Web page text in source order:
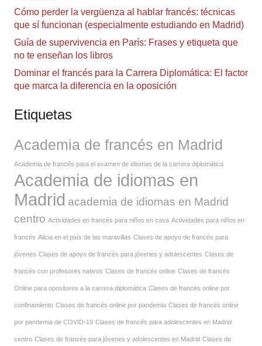
Cómo perder la vergüenza al hablar francés: técnicas
que sí funcionan (especialmente estudiando en Madrid)
Guía de supervivencia en París: Frases y etiqueta que
no te enseñan los libros
Dominar el francés para la Carrera Diplomática: El factor
que marca la diferencia en la oposición
Etiquetas
Academia de francés en Madrid
Academia de francés para el examen de idiomas de la carrera diplomática
Academia de idiomas en
Madrid academia de idiomas en Madrid
centro Actividades en francés para niños en casa Actividades para niños en
francés Alicia en el país de las maravillas Clases de apoyo de francés para
jóvenes Clases de apoyo de francés para jóvenes y adolescentes Clases de
francés con profesores nativos Clases de francés online Clases de francés
Online para opositores a la carrera diplomática Clases de francés online por
confinamiento Clases de francés online por pandemia Clases de francés online
por pandemia de COVID-19 Clases de francés para adolescentes en Madrid
centro Clases de francés para jóvenes y adolescentes en Madrid Clases de